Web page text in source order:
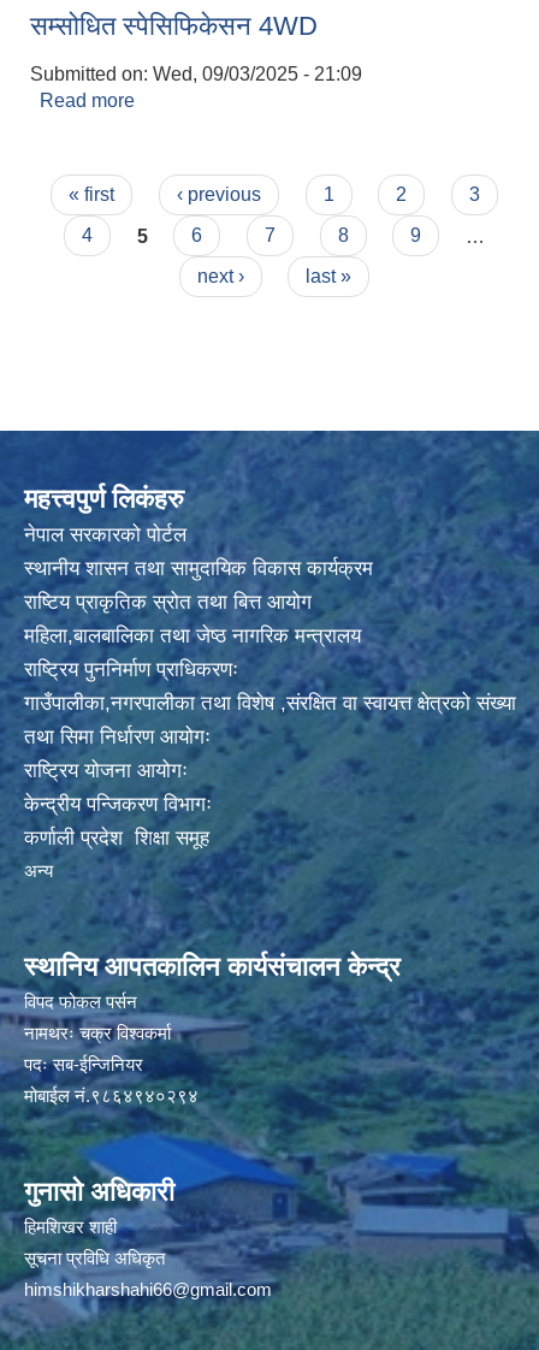
सम्सोधित स्पेसिफिकेसन 4WD
Submitted on: Wed, 09/03/2025 - 21:09
Read more
Pages
« first ‹ previous 1 2
3
4
5 6 7 8 9
next ›
last »
महत्त्वपुर्ण लिकंहरु
नेपाल सरकारको पोर्टल
स्थानीय शासन तथा सामुदायिक विकास कार्यक्रम
राष्टिय प्राकृतिक स्रोत तथा बित्त आयोग
महिला,बालबालिका तथा जेष्ठ नागरिक मन्त्रालय
राष्ट्रिय पुननिर्माण प्राधिकरणः
गाउँपालीका,नगरपालीका तथा विशेष ,संरक्षित वा स्वायत्त क्षेत्रको संख्या
तथा सिमा निर्धारण आयोगः
राष्ट्रिय योजना आयोगः
केन्द्रीय पन्जिकरण विभागः
कर्णाली प्रदेश शिक्षा समूह
अन्य
स्थानिय आपतकालिन कार्यसंचालन केन्द्र
विपद फोकल पर्सन
नामथरः चक्र विश्वकर्मा
पदः सब-ईन्जिनियर
मोबाईल नं.९८६४९४०२९४
गुनासो अधिकारी
हिमशिखर शाही
सूचना प्रविधि अधिकृत
himshikharshahi66@gmail.com